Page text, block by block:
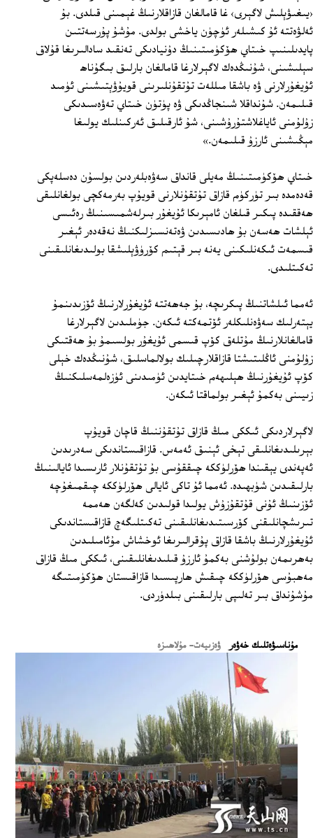
‹يىغىۋېلىش لاگېرى› غا قامالغان قازاقلارنىڭ غېمىنى قىلدى. بۇ
ئەلۋەتتە ئۇ كىشىلەر ئۈچۈن ياخشى بولدى. مۇشۇ پۇرسەتتىن
پايدىلىنىپ خىتاي ھۆكۈمىتىنىڭ دۇنيادىكى تەنقىد سادالىرىغا قۇلاق
سېلىشىنى، شۇنىڭدەك لاگېرلارغا قامالغان بارلىق بىگۇناھ
ئۇيغۇرلارنى ۋە باشقا مىللەت تۇتقۇنلىرىنى قويۇۋېتىشىنى ئۈمىد
قىلىمەن. شۇنداقلا شىنجاڭدىكى ۋە پۈتۈن خىتاي تەۋەسىدىكى
زۇلۇمنى ئاياغلاشتۇرۇشىنى، شۇ ئارقىلىق ئەركىنلىك يولىغا
مېڭىشىنى ئارزۇ قىلىمەن.»
خىتاي ھۆكۈمىتىنىڭ مەيلى قانداق سەۋەبلەردىن بولسۇن دەسلەپكى
قەدەمدە بىر تۈركۈم قازاق تۇتقۇنلارنى قويۇپ بەرمەكچى بولغانلىقى
ھەققىدە پىكىر قىلغان ئامېرىكا ئۇيغۇر بىرلەشمىسىنىڭ رەئىسى
ئېلشات ھەسەن بۇ ھادىسىدىن ۋەتەنسىزلىكنىڭ نەقەدەر ئېغىر
قىسمەت ئىكەنلىكىنى يەنە بىر قېتىم كۆرۈۋېلىشقا بولىدىغانلىقىنى
تەكىتلىدى.
ئەمما ئىلشاتنىڭ پىكرىچە، بۇ جەھەتتە ئۇيغۇرلارنىڭ ئۆزىدىنمۇ
يېتەرلىك سەۋەنلىكلەر ئۆتمەكتە ئىكەن. جۈملىدىن لاگېرلارغا
قامالغانلارنىڭ مۇتلەق كۆپ قىسمى ئۇيغۇر بولسىمۇ بۇ ھەقتىكى
زۇلۇمنى ئاڭلىتىشتا قازاقلارچىلىك بولالماسلىق، شۇنىڭدەك خېلى
كۆپ ئۇيغۇرنىڭ ھېلىھەم خىتايدىن ئۈمىدىنى ئۈزەلمەسلىكنىڭ
زىيىنى بەكمۇ ئېغىر بولماقتا ئىكەن.
لاگېرلاردىكى ئىككى مىڭ قازاق تۇتقۇننىڭ قاچان قويۇپ
بېرىلىدىغانلىقى تېخى ئېنىق ئەمەس. قازاقىستاندىكى سەدرىدىن
ئەپەندى يېقىندا ھۆرلۈككە چىققۇسى بۇ تۇتقۇنلار ئارىسىدا ئايالىنىڭ
بارلىقىدىن شۈبھىدە. ئەمما ئۇ تاكى ئايالى ھۆرلۈككە چىقمىغۇچە
ئۆزىنىڭ ئۇنى قۇتقۇزۇش يولىدا قولىدىن كەلگەن ھەممە
تىرىشچانلىقنى كۆرسىتىدىغانلىقىنى تەكىتلىگەچ قازاقىستاندىكى
ئۇيغۇرلارنىڭ باشقا قازاق پۇقرالىرىغا ئوخشاش مۇئامىلىدىن
بەھرىمەن بولۇشنى بەكمۇ ئارزۇ قىلىدىغانلىقىنى، ئىككى مىڭ قازاق
مەھبۇسى ھۆرلۈككە چىقىش ھارپىسىدا قازاقىستان ھۆكۈمىتىگە
مۇشۇنداق بىر تەلىپى بارلىقىنى بىلدۈردى.
ﻣﯘﻧﺎﺳﯩﯟﻩﺗﻠﯩﻚ ﺧﻪﯞﻩﺭ ۋەزىيەت- مۇلاھىزە